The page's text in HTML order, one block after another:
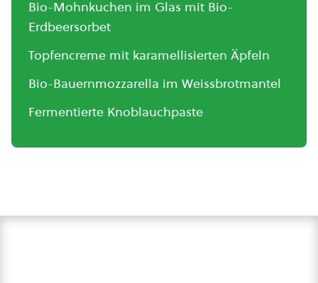
Bio-Mohnkuchen im Glas mit Bio-
Erdbeersorbet
Topfencreme mit karamellisierten Äpfeln
Bio-Bauernmozzarella im Weissbrotmantel
Fermentierte Knoblauchpaste